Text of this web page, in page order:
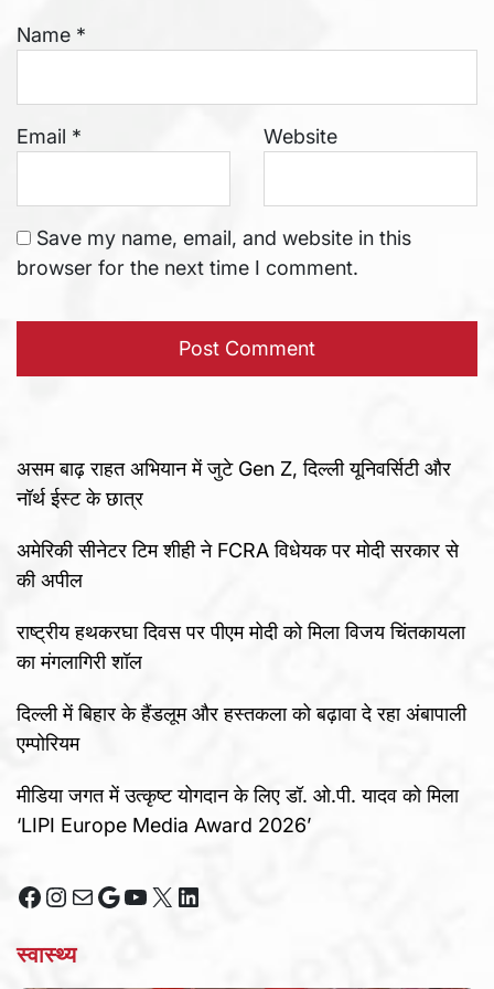
Name *
Email * Website
Save my name, email, and website in this
browser for the next time I comment.
असम बाढ़ राहत अभियान में जुटे Gen Z, दिल्ली यूनिवर्सिटी और
नॉर्थ ईस्ट के छात्र
अमेरिकी सीनेटर टिम शीही ने FCRA विधेयक पर मोदी सरकार से
की अपील
राष्ट्रीय हथकरघा दिवस पर पीएम मोदी को मिला विजय चिंतकायला
का मंगलागिरी शॉल
दिल्ली में बिहार के हैंडलूम और हस्तकला को बढ़ावा दे रहा अंबापाली
एम्पोरियम
मीडिया जगत में उत्कृष्ट योगदान के लिए डॉ. ओ.पी. यादव को मिला
‘LIPI Europe Media Award 2026’
Facebook
Instagram
MailGoogle
YouTube
X LinkedIn
स्वास्थ्य